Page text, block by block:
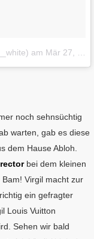
am Mär 27, 2018 um 7:21 PDT
noch sehnsüchtig
warten, gab es diese
dem Hause Abloh.
bei dem kleinen
. Bam! Virgil macht zur
ein gefragter
Louis Vuitton
Sehen wir bald